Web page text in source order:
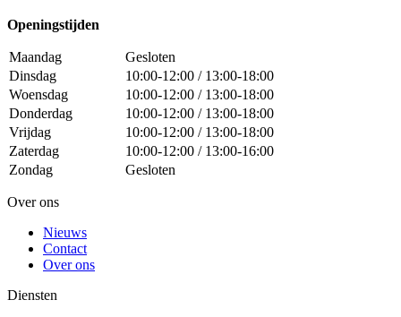
Openingstijden
Maandag
Gesloten
Dinsdag
10:00-12:00 / 13:00-18:00
Woensdag
10:00-12:00 / 13:00-18:00
Donderdag
10:00-12:00 / 13:00-18:00
Vrijdag
10:00-12:00 / 13:00-18:00
Zaterdag
10:00-12:00 / 13:00-16:00
Zondag
Gesloten
Over ons
Nieuws
Contact
Over ons
Diensten